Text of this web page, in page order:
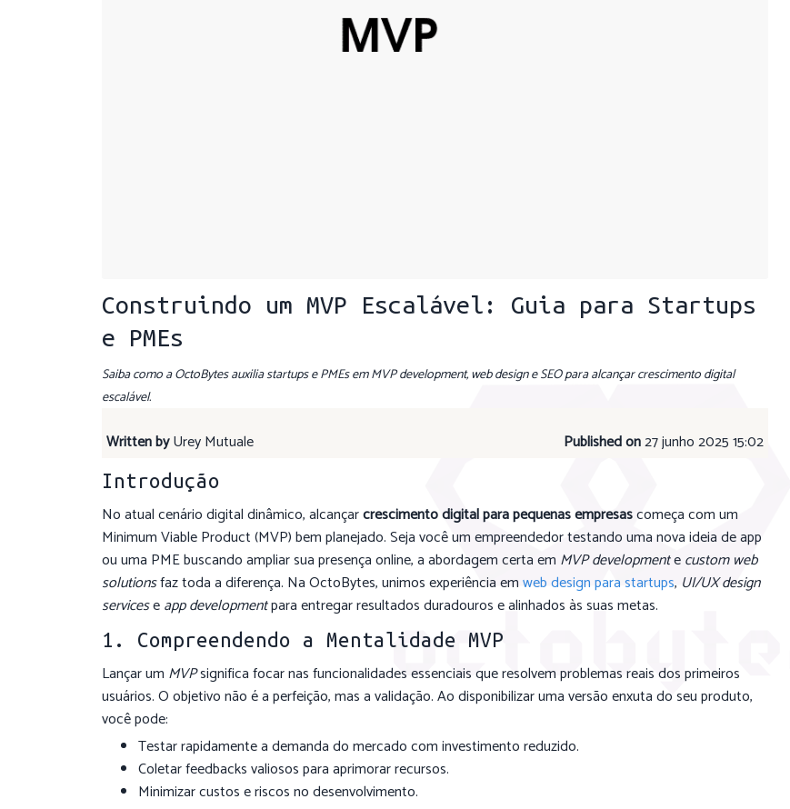
Construindo um MVP Escalável: Guia para Startups
e PMEs
Saiba como a OctoBytes auxilia startups e PMEs em MVP development, web design e SEO para alcançar crescimento digital
escalável.
Written byUrey Mutuale Published on27 junho 2025 15:02
Introdução
No atual cenário digital dinâmico, alcançarcrescimento digital para pequenas empresascomeça com um
Minimum Viable Product (MVP) bem planejado. Seja você um empreendedor testando uma nova ideia de app
ou uma PME buscando ampliar sua presença online, a abordagem certa em MVP developmentecustom web
solutionsfaz toda a diferença. Na OctoBytes, unimos experiência emweb design para startups, UI/UX design
serviceseapp developmentpara entregar resultados duradouros e alinhados às suas metas.
1. Compreendendo a Mentalidade MVP
Lançar um MVPsignifica focar nas funcionalidades essenciais que resolvem problemas reais dos primeiros
usuários. O objetivo não é a perfeição, mas a validação. Ao disponibilizar uma versão enxuta do seu produto,
você pode:
Testar rapidamente a demanda do mercado com investimento reduzido.
Coletar feedbacks valiosos para aprimorar recursos.
Minimizar custos e riscos no desenvolvimento.